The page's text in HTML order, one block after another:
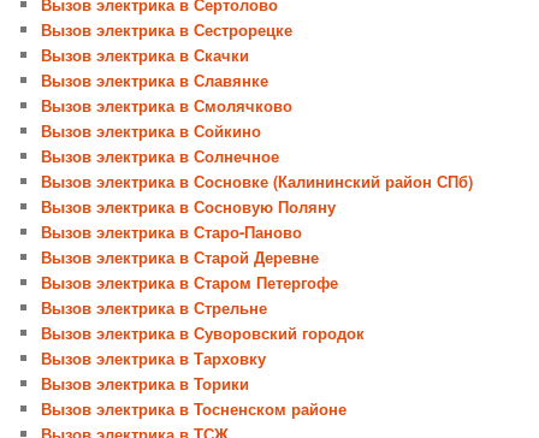
Вызов электрика в Сертолово
Вызов электрика в Сестрорецке
Вызов электрика в Скачки
Вызов электрика в Славянке
Вызов электрика в Смолячково
Вызов электрика в Сойкино
Вызов электрика в Солнечное
Вызов электрика в Сосновке (Калининский район СПб)
Вызов электрика в Сосновую Поляну
Вызов электрика в Старо-Паново
Вызов электрика в Старой Деревне
Вызов электрика в Старом Петергофе
Вызов электрика в Стрельне
Вызов электрика в Суворовский городок
Вызов электрика в Тарховку
Вызов электрика в Торики
Вызов электрика в Тосненском районе